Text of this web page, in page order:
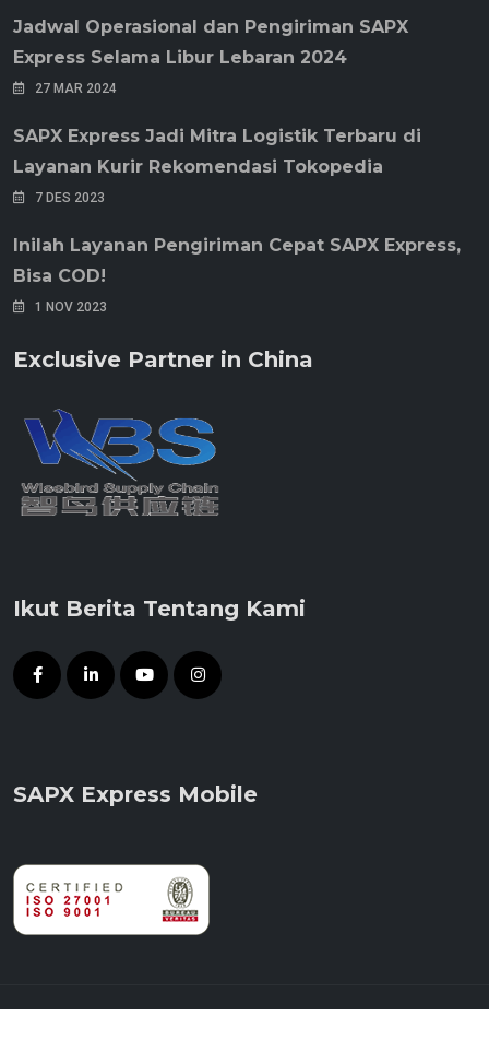
Jadwal Operasional dan Pengiriman SAPX
Express Selama Libur Lebaran 2024
27 MAR 2024
SAPX Express Jadi Mitra Logistik Terbaru di
Layanan Kurir Rekomendasi Tokopedia
7 DES 2023
Inilah Layanan Pengiriman Cepat SAPX Express,
Bisa COD!
1 NOV 2023
Exclusive Partner in China
Ikut Berita Tentang Kami
SAPX Express Mobile